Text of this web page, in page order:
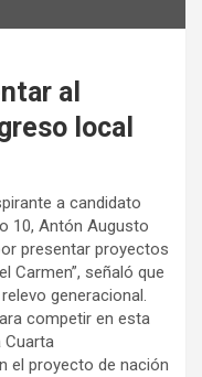
al
local
a candidato
10, Antón Augusto
presentar proyectos
Carmen”, señaló que
generacional.
competir en esta
Cuarta
el proyecto de nación